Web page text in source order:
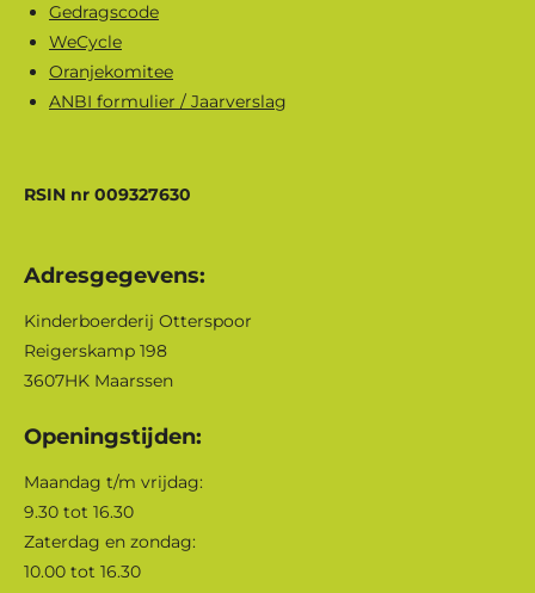
Gedragscode
WeCycle
Oranjekomitee
ANBI formulier / Jaarverslag
RSIN nr 009327630
Adresgegevens:
Kinderboerderij Otterspoor
Reigerskamp 198
3607HK Maarssen
Openingstijden:
Maandag t/m vrijdag:
9.30 tot 16.30
Zaterdag en zondag:
10.00 tot 16.30